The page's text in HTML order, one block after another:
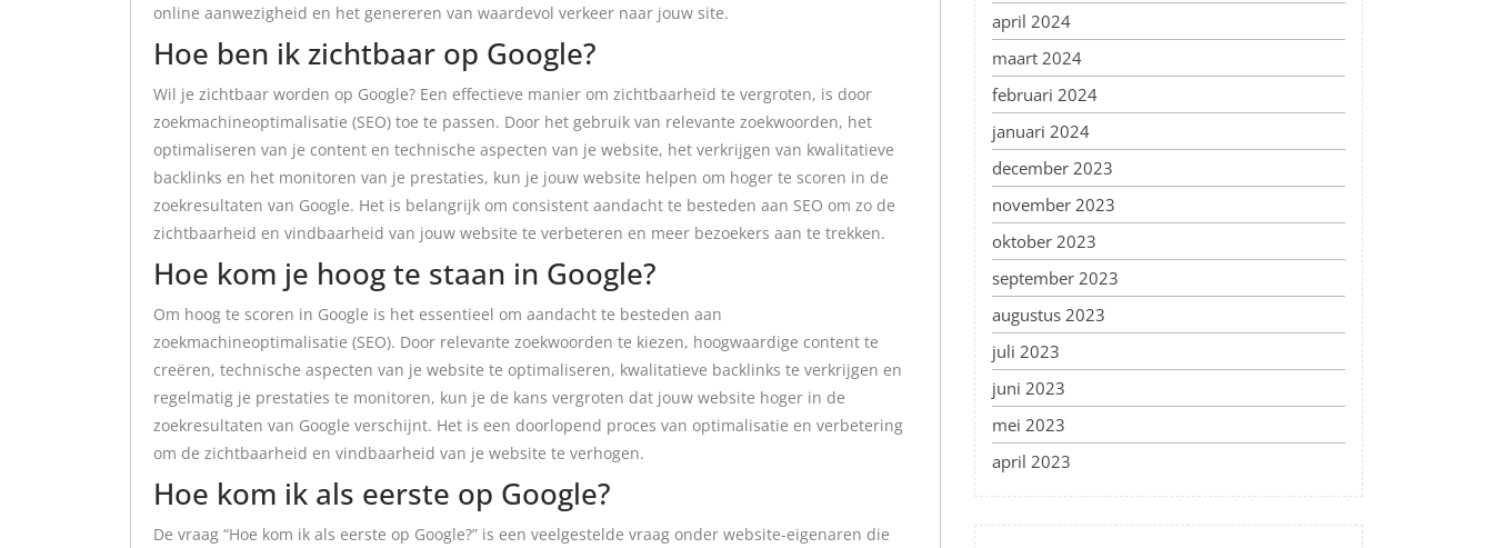
online aanwezigheid en het genereren van waardevol verkeer naar jouw site.
Hoe ben ik zichtbaar op Google?
Wil je zichtbaar worden op Google? Een effectieve manier om zichtbaarheid te vergroten, is door
zoekmachineoptimalisatie (SEO) toe te passen. Door het gebruik van relevante zoekwoorden, het
optimaliseren van je content en technische aspecten van je website, het verkrijgen van kwalitatieve
backlinks en het monitoren van je prestaties, kun je jouw website helpen om hoger te scoren in de
zoekresultaten van Google. Het is belangrijk om consistent aandacht te besteden aan SEO om zo de
zichtbaarheid en vindbaarheid van jouw website te verbeteren en meer bezoekers aan te trekken.
Hoe kom je hoog te staan in Google?
Om hoog te scoren in Google is het essentieel om aandacht te besteden aan
zoekmachineoptimalisatie (SEO). Door relevante zoekwoorden te kiezen, hoogwaardige content te
creëren, technische aspecten van je website te optimaliseren, kwalitatieve backlinks te verkrijgen en
regelmatig je prestaties te monitoren, kun je de kans vergroten dat jouw website hoger in de
zoekresultaten van Google verschijnt. Het is een doorlopend proces van optimalisatie en verbetering
om de zichtbaarheid en vindbaarheid van je website te verhogen.
Hoe kom ik als eerste op Google?
De vraag “Hoe kom ik als eerste op Google?” is een veelgestelde vraag onder website-eigenaren die
april 2024
maart 2024
februari 2024
januari 2024
december 2023
november 2023
oktober 2023
september 2023
augustus 2023
juli 2023
juni 2023
mei 2023
april 2023